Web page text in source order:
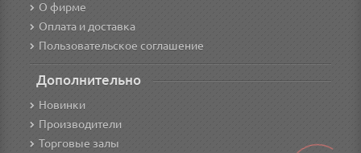
О фирме
Оплата и доставка
Пользовательское соглашение
Дополнительно
Новинки
Производители
Торговые залы